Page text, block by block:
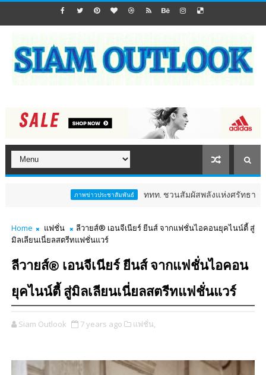
ภาพข่าวประชาสัมพันธ์ ททท. ชวนสัมผัสพลังแห่งศรัทธา ร่วมงาน "ห่มผ้า
Home แฟชั่น
ลีวายส์® เอนจีเนียร์ ยีนส์ จากแฟชั่นไอคอนยุคไนน์ตี้ สู่
มิลเลียนเนี่ยลสตรีทแฟชั่นแวร์
ลีวายส์® เอนจีเนียร์ ยีนส์ จากแฟชั่นไอคอน
ยุคไนน์ตี้ สู่มิลเลียนเนี่ยลสตรีทแฟชั่นแวร์
Siam Outlook 7 years ago แฟชั่น,